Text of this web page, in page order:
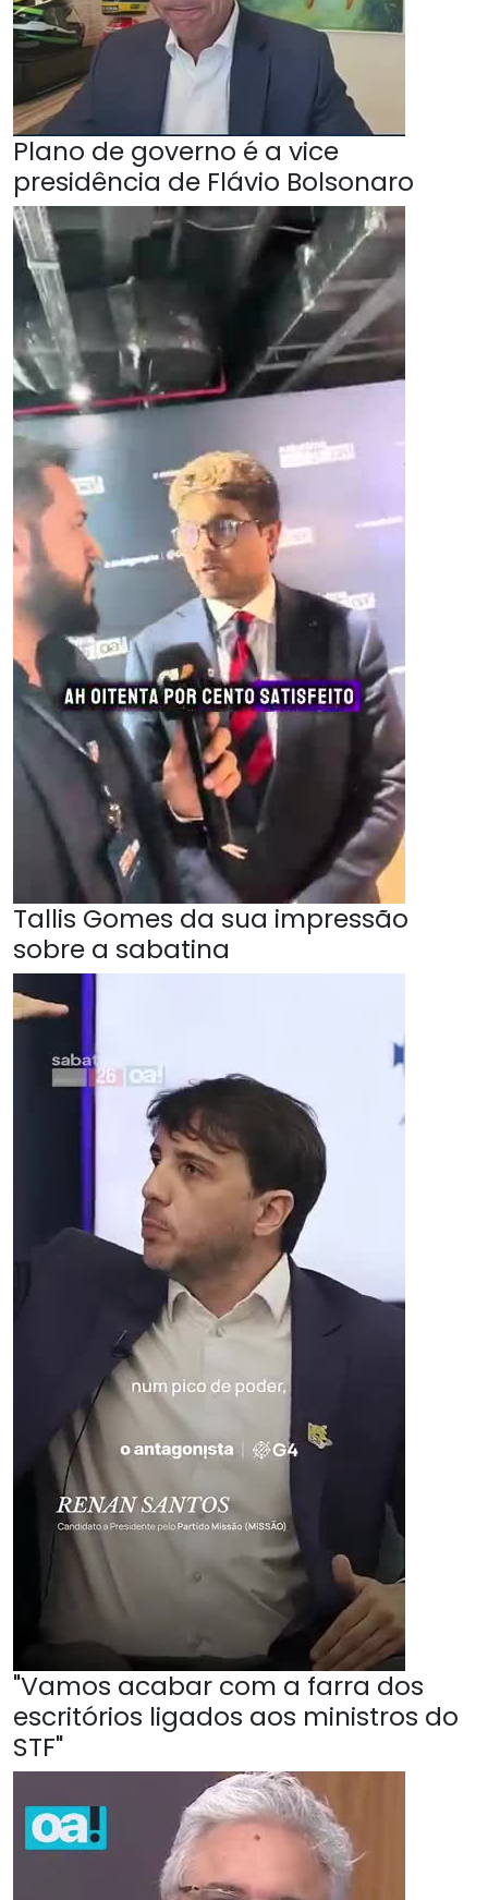
Plano de governo é a vice
presidência de Flávio Bolsonaro
Tallis Gomes da sua impressão
sobre a sabatina
"Vamos acabar com a farra dos
escritórios ligados aos ministros do
STF"